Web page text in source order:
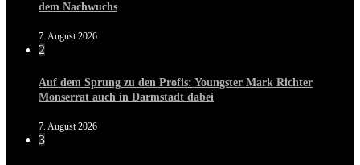
dem Nachwuchs
7. August 2026
2
Auf dem Sprung zu den Profis: Youngster Mark Richter
Monserrat auch in Darmstadt dabei
7. August 2026
3